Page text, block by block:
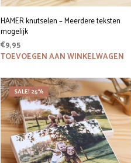
HAMER knutselen – Meerdere teksten
mogelijk
€9,95
TOEVOEGEN AAN WINKELWAGEN
SALE! 25%